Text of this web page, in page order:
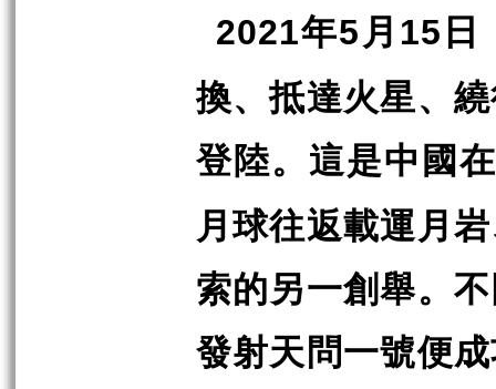
2021年5 月 15 日
換、抵達火星、
登陸。這是中國在
月球往返載運月
索的另一創舉。
發射天問一號便